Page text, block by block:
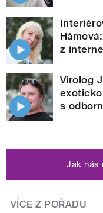
z
Virolog
s
Jak nás
VÍCE Z POŘADU